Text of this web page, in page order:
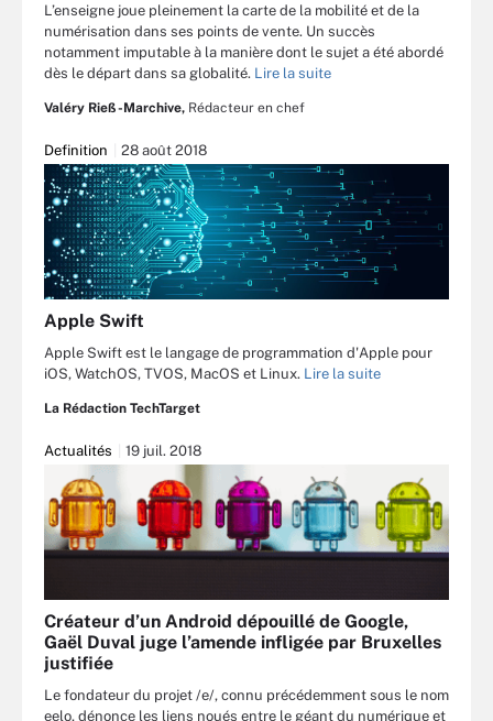
L’enseigne joue pleinement la carte de la mobilité et de la
numérisation dans ses points de vente. Un succès
notamment imputable à la manière dont le sujet a été abordé
dès le départ dans sa globalité. Lire la suite
Valéry Rieß-Marchive, Rédacteur en chef
Definition 28 août 2018
Apple Swift
Apple Swift est le langage de programmation d'Apple pour
iOS, WatchOS, TVOS, MacOS et Linux. Lire la suite
La Rédaction TechTarget
Actualités 19 juil. 2018
Créateur d’un Android dépouillé de Google,
Gaël Duval juge l’amende infligée par Bruxelles
justifiée
Le fondateur du projet /e/, connu précédemment sous le nom
eelo, dénonce les liens noués entre le géant du numérique et